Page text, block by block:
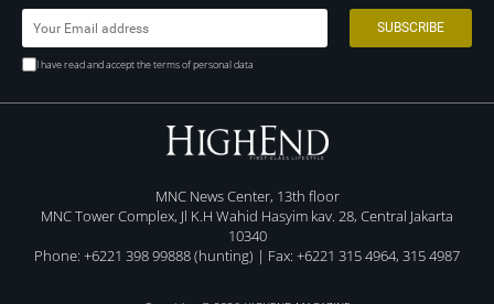
I have read and accept the terms of personal data
MNC News Center, 13th floor
MNC Tower Complex, Jl K.H Wahid Hasyim kav. 28, Central Jakarta
10340
Phone: +6221 398 99888 (hunting) | Fax: +6221 315 4964, 315 4987